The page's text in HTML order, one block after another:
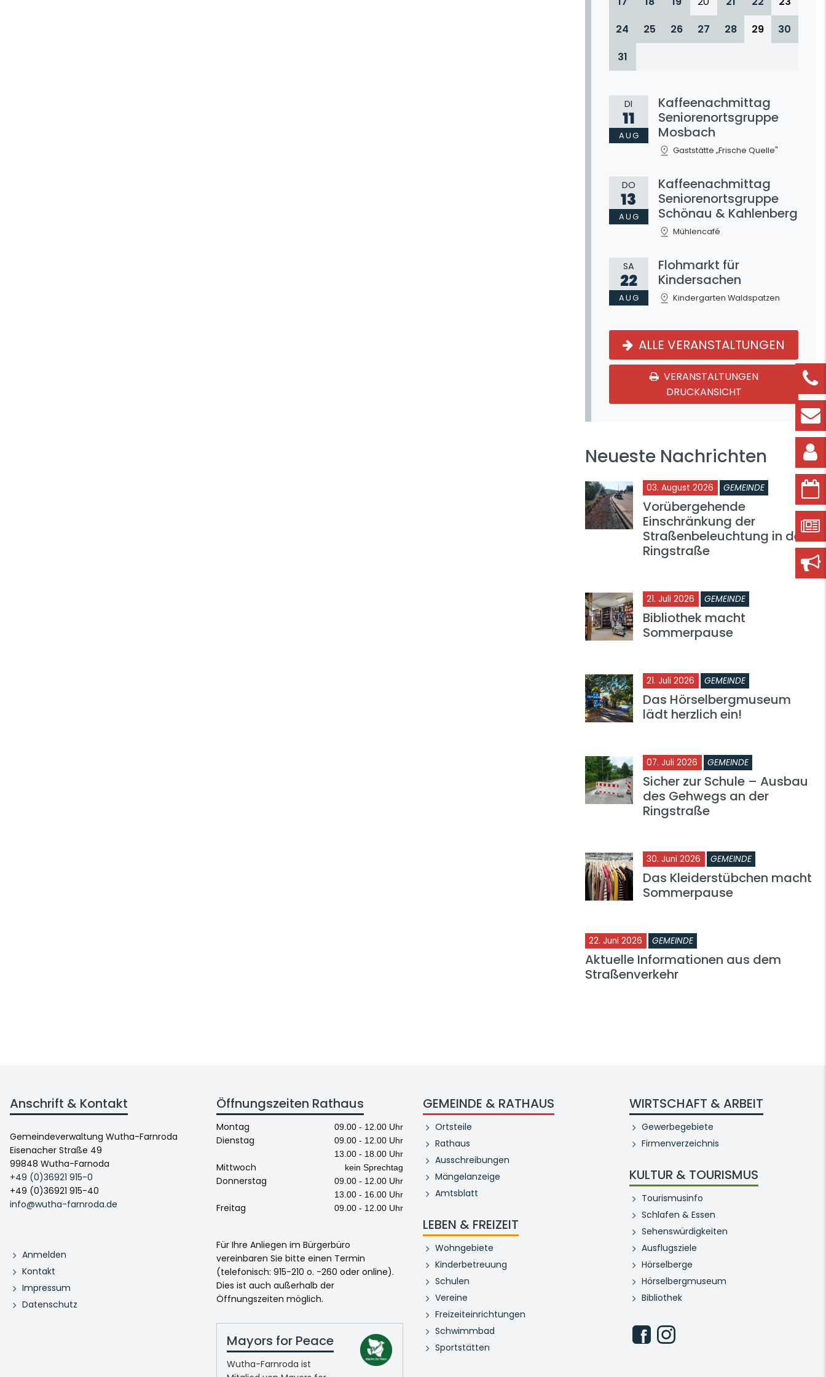
24
25 26 27 28 29
30
31
DI
11
AUG
Kaffeenachmittag
Seniorenortsgruppe
Mosbach
Gaststätte „Frische Quelle"
DO
13
AUG
Kaffeenachmittag
Seniorenortsgruppe
Schönau & Kahlenberg
Mühlencafé
SA
22
AUG
Flohmarkt für
Kindersachen
Kindergarten Waldspatzen
ALLE VERANSTALTUNGEN
VERANSTALTUNGEN
DRUCKANSICHT
Neueste Nachrichten
03. August 2026 GEMEINDE
Vorübergehende
Einschränkung der
Straßenbeleuchtung in der
Ringstraße
21. Juli 2026 GEMEINDE
Bibliothek macht
Sommerpause
21. Juli 2026 GEMEINDE
Das Hörselbergmuseum
lädt herzlich ein!
07. Juli 2026 GEMEINDE
Sicher zur Schule – Ausbau
des Gehwegs an der
Ringstraße
30. Juni 2026 GEMEINDE
Das Kleiderstübchen macht
Sommerpause
22. Juni 2026 GEMEINDE
Aktuelle Informationen aus dem
Straßenverkehr
Anschrift & Kontakt
Gemeindeverwaltung Wutha-Farnroda
Eisenacher Straße 49
99848 Wutha-Farnoda
+49 (0)36921 915-0
+49 (0)36921 915-40
info@wutha-farnroda.de
Anmelden
Kontakt
Impressum
Datenschutz
Öffnungszeiten Rathaus
Montag 09.00 - 12.00 Uhr
Dienstag
09.00 - 12.00 Uhr
13.00 - 18.00 Uhr
Mittwoch kein Sprechtag
Donnerstag
09.00 - 12.00 Uhr
13.00 - 16.00 Uhr
Freitag 09.00 - 12.00 Uhr
Für Ihre Anliegen im Bürgerbüro
vereinbaren Sie bitte einen Termin
(telefonisch: 915-210 o. -260 oder online).
Dies ist auch außerhalb der
Öffnungszeiten möglich.
Mayors for Peace
Wutha-Farnroda ist
GEMEINDE & RATHAUS
Ortsteile
Rathaus
Ausschreibungen
Mängelanzeige
Amtsblatt
LEBEN & FREIZEIT
Wohngebiete
Kinderbetreuung
Schulen
Vereine
Freizeiteinrichtungen
Schwimmbad
Sportstätten
WIRTSCHAFT & ARBEIT
Gewerbegebiete
Firmenverzeichnis
KULTUR & TOURISMUS
Tourismusinfo
Schlafen & Essen
Sehenswürdigkeiten
Ausflugsziele
Hörselberge
Hörselbergmuseum
Bibliothek